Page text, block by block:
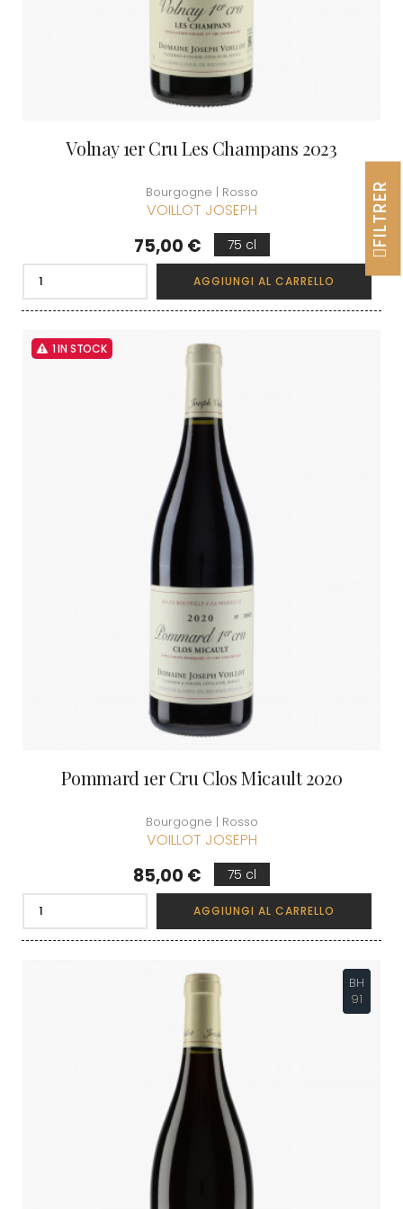
Volnay 1er Cru Les Champans 2023
Bourgogne | Rosso
VOILLOT JOSEPH
Prezzo
75,00 € 75 cl
AGGIUNGI AL CARRELLO
1 IN STOCK
Pommard 1er Cru Clos Micault 2020
Bourgogne | Rosso
VOILLOT JOSEPH
Prezzo
85,00 € 75 cl
AGGIUNGI AL CARRELLO
BH
91
FILTRER